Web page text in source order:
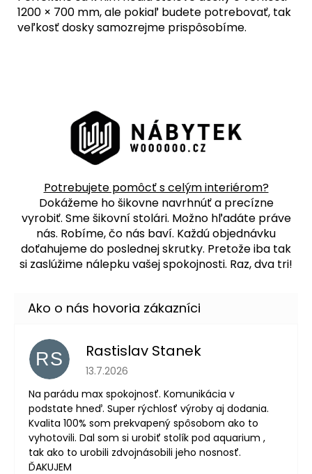
1200 × 700 mm, ale pokiaľ budete potrebovať, tak
veľkosť dosky samozrejme prispôsobíme.
Potrebujete pomôcť s celým interiérom?
Dokážeme ho šikovne navrhnúť a precízne
vyrobiť. Sme šikovní stolári. Možno hľadáte práve
nás. Robíme, čo nás baví. Každú objednávku
doťahujeme do poslednej skrutky. Pretože iba tak
si zaslúžime nálepku vašej spokojnosti. Raz, dva tri!
RS Rastislav Stanek
Hodnotenie obchodu je 5 z 5 hviezdičiek.
13.7.2026
Na parádu max spokojnosť. Komunikácia v
podstate hneď. Super rýchlosť výroby aj dodania.
Kvalita 100% som prekvapený spôsobom ako to
vyhotovili. Dal som si urobiť stolík pod aquarium ,
tak ako to urobili zdvojnásobili jeho nosnosť.
ĎAKUJEM